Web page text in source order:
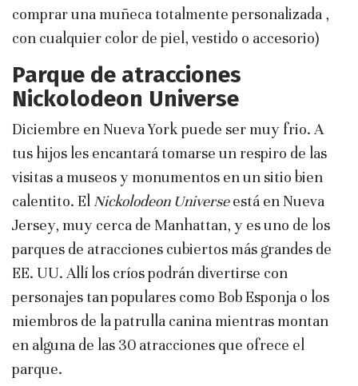
comprar una muñeca totalmente personalizada ,
con cualquier color de piel, vestido o accesorio)
Parque de atracciones
Nickolodeon Universe
Diciembre en Nueva York puede ser muy frio. A
tus hijos les encantará tomarse un respiro de las
visitas a museos y monumentos en un sitio bien
calentito. El Nickolodeon Universeestá en Nueva
Jersey, muy cerca de Manhattan, y es uno de los
parques de atracciones cubiertos más grandes de
EE. UU. Allí los críos podrán divertirse con
personajes tan populares como Bob Esponja o los
miembros de la patrulla canina mientras montan
en alguna de las 30 atracciones que ofrece el
parque.